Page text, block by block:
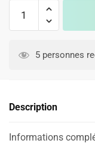
Enfant
2025
Gardien
5 personnes
Description
Informations